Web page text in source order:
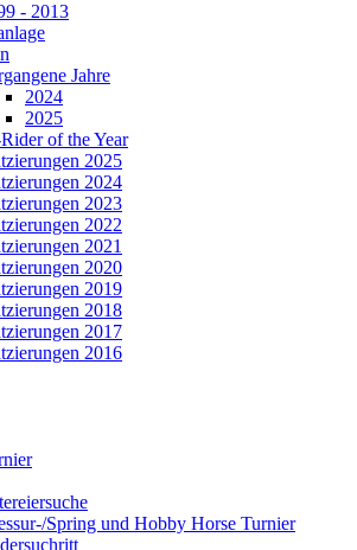
- 2013
Jahre
2024
2025
of the Year
2025
2024
2023
2022
2021
2020
2019
2018
2017
2016
Spring und Hobby Horse Turnier